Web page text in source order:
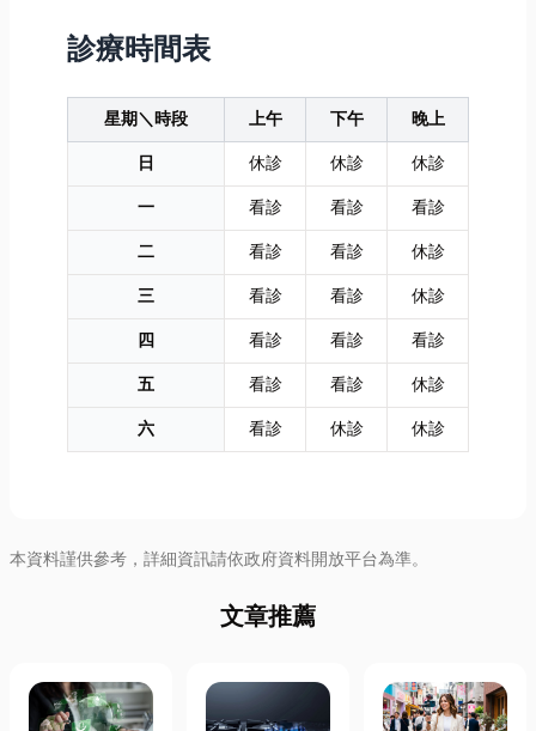
診療時間表
星期＼時段 上午 下午
晚上
日
休診 休診
休診
一
看診 看診
看診
二
看診 看診
休診
三
看診 看診
休診
四
看診 看診
看診
五
看診 看診
休診
六
看診 休診 休診
本資料謹供參考，詳細資訊請依政府資料開放平台為準。
文章推薦